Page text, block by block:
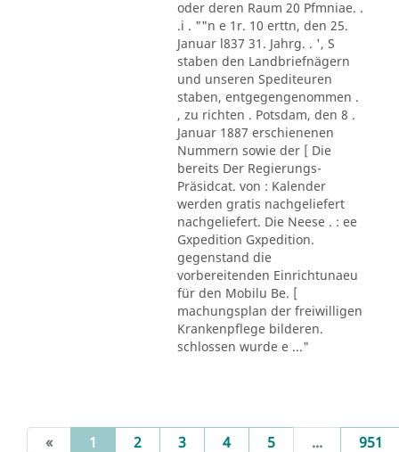
oder deren Raum 20 Pfmniae. .
.i . ""n e 1r. 10 erttn, den 25.
Januar l837 31. Jahrg. . ', S
staben den Landbriefnägern
und unseren Spediteuren
staben, entgegengenommen .
, zu richten . Potsdam, den 8 .
Januar 1887 erschienenen
Nummern sowie der [ Die
bereits Der Regierungs-
Präsidcat. von : Kalender
werden gratis nachgeliefert
nachgeliefert. Die Neese . : ee
Gxpedition Gxpedition.
gegenstand die
vorbereitenden Einrichtunaeu
für den Mobilu Be. [
machungsplan der freiwilligen
Krankenpflege bilderen.
schlossen wurde e ..."
« 1 (current)
2 3 4 5 ... 951